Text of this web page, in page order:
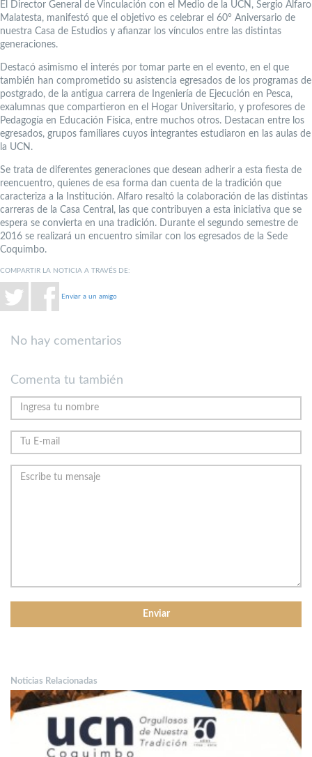
El Director General de Vinculación con el Medio de la UCN, Sergio Alfaro
Malatesta, manifestó que el objetivo es celebrar el 60° Aniversario de
nuestra Casa de Estudios y afianzar los vínculos entre las distintas
generaciones.
Destacó asimismo el interés por tomar parte en el evento, en el que
también han comprometido su asistencia egresados de los programas de
postgrado, de la antigua carrera de Ingeniería de Ejecución en Pesca,
exalumnas que compartieron en el Hogar Universitario, y profesores de
Pedagogía en Educación Física, entre muchos otros. Destacan entre los
egresados, grupos familiares cuyos integrantes estudiaron en las aulas de
la UCN.
Se trata de diferentes generaciones que desean adherir a esta fiesta de
reencuentro, quienes de esa forma dan cuenta de la tradición que
caracteriza a la Institución. Alfaro resaltó la colaboración de las distintas
carreras de la Casa Central, las que contribuyen a esta iniciativa que se
espera se convierta en una tradición. Durante el segundo semestre de
2016 se realizará un encuentro similar con los egresados de la Sede
Coquimbo.
COMPARTIR LA NOTICIA A TRAVÉS DE:
Enviar a un amigo
No hay comentarios
Comenta tu también
Noticias Relacionadas